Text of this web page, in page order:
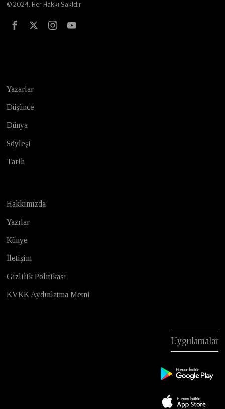
© 2024. Her Hakkı Sakldır
Yazarlar
Düşünce
Dünya
Söyleşi
Tarih
Hakkımızda
Yazılar
Künye
İletişim
Gizlilik Politikası
KVKK Aydınlatma Metni
Uygulamalar